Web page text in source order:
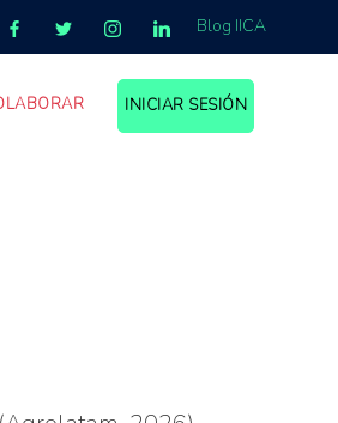
Blog IICA
INICIAR SESIÓN